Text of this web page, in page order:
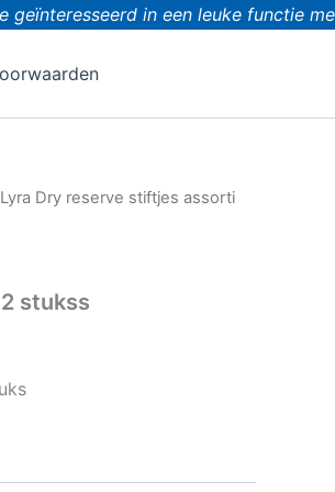
geïnteresseerd in een leuke functie
Dry reserve stiftjes assorti
stukss